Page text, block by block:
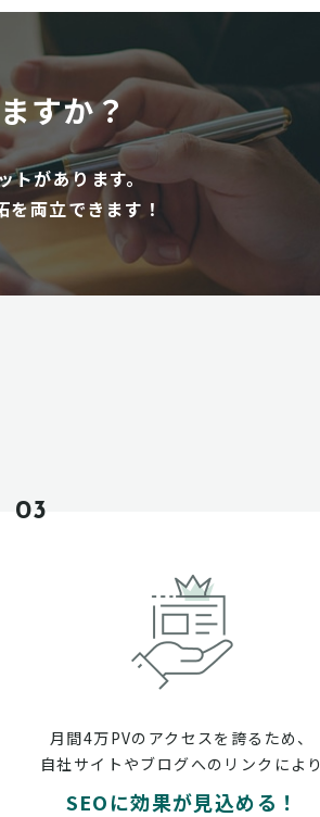
すか？
トがあります。
両立できます！
03
月間4万PVのアクセスを誇るため、
自社サイトやブログへのリンクにより
SEOに効果が見込める！